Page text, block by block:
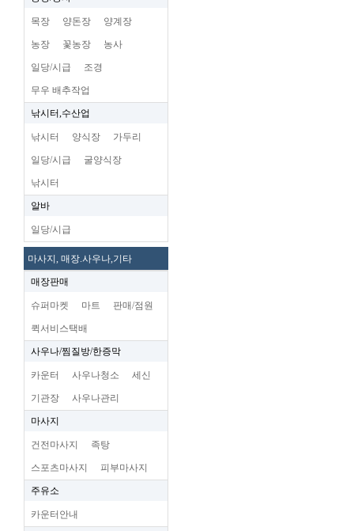
목장 양돈장 양계장
농장 꽃농장 농사
일당/시급 조경
무우 배추작업
낚시터,수산업
낚시터 양식장 가두리
일당/시급 굴양식장
낚시터
알바
일당/시급
마사지, 매장.사우나,기타
매장판매
슈퍼마켓 마트 판매/점원
퀵서비스택배
사우나/찜질방/한증막
카운터 사우나청소 세신
기관장 사우나관리
마사지
건전마사지 족탕
스포츠마사지 피부마사지
주유소
카운터안내